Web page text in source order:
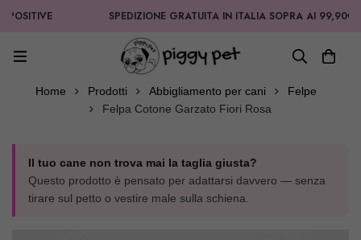
SPEDIZIONE GRATUITA IN ITALIA SOPRA AI 99,90€
Home Prodotti Abbigliamento per cani
Felpe
Felpa Cotone Garzato Fiori Rosa
Il tuo cane non trova mai la taglia giusta?
Questo prodotto è pensato per adattarsi davvero — senza
tirare sul petto o vestire male sulla schiena.